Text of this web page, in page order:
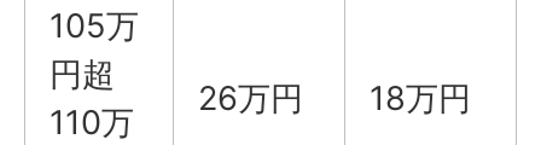
105万
円超
110万
26万円 18万円